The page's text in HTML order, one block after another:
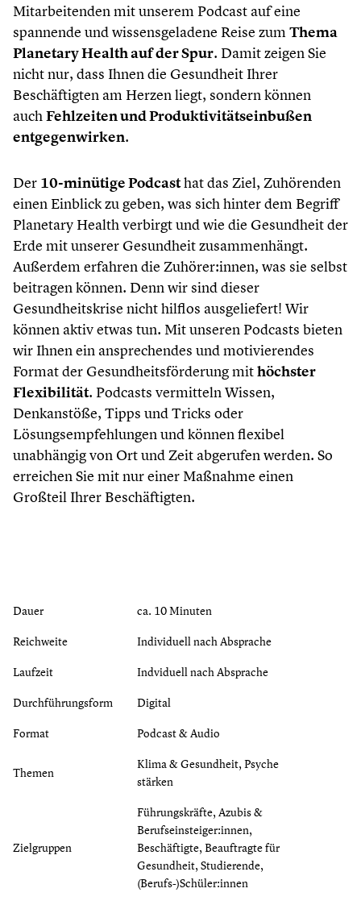
Mitarbeitenden mit unserem Podcast auf eine
spannende und wissensgeladene Reise zumThema
Planetary Health auf der Spur. Damit zeigen Sie
nicht nur, dass Ihnen die Gesundheit Ihrer
Beschäftigten am Herzen liegt, sondern können
auchFehlzeiten und Produktivitätseinbußen
entgegenwirken.
Der 10-minütige Podcasthat das Ziel, Zuhörenden
einen Einblick zu geben, was sich hinter dem Begriff
Planetary Health verbirgt und wie die Gesundheit der
Erde mit unserer Gesundheit zusammenhängt.
Außerdem erfahren die Zuhörer:innen, was sie selbst
beitragen können. Denn wir sind dieser
Gesundheitskrise nicht hilflos ausgeliefert! Wir
können aktiv etwas tun. Mit unseren Podcasts bieten
wir Ihnen ein ansprechendes und motivierendes
Format der Gesundheitsförderung mithöchster
Flexibilität. Podcasts vermitteln Wissen,
Denkanstöße, Tipps und Tricks oder
Lösungsempfehlungen und können flexibel
unabhängig von Ort und Zeit abgerufen werden. So
erreichen Sie mit nur einer Maßnahme einen
Großteil Ihrer Beschäftigten.
Dauer
ca. 10 Minuten
Reichweite
Individuell nach Absprache
Laufzeit
Indviduell nach Absprache
Durchführungsform
Digital
Format
Podcast & Audio
Themen
Klima & Gesundheit, Psyche
stärken
Zielgruppen
Führungskräfte, Azubis &
Berufseinsteiger:innen,
Beschäftigte, Beauftragte für
Gesundheit, Studierende,
(Berufs-)Schüler:innen